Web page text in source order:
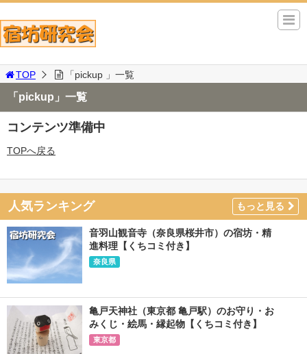
TOP 「pickup 」一覧
「pickup」一覧
コンテンツ準備中
TOPへ戻る
人気ランキング もっと見る
音羽山観音寺（奈良県桜井市）の宿坊・精
進料理【くちコミ付き】
奈良県
亀戸天神社（東京都 亀戸駅）のお守り・お
みくじ・絵馬・縁起物【くちコミ付き】
東京都